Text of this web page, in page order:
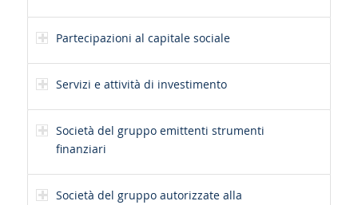
Partecipazioni al capitale sociale
Servizi e attività di investimento
Società del gruppo emittenti strumenti
finanziari
Società del gruppo autorizzate alla